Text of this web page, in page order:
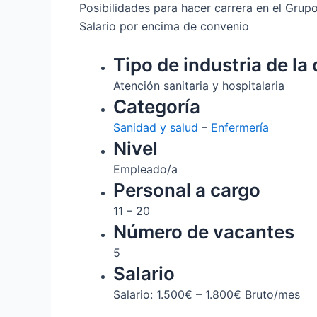
Posibilidades para hacer carrera en el
Salario por encima de convenio
Tipo de industria de la
Atención sanitaria y hospitalaria
Categoría
Sanidad y salud – Enfermería
Nivel
Empleado/a
Personal a cargo
11 – 20
Número de vacantes
5
Salario
Salario: 1.500€ – 1.800€ Bruto/mes